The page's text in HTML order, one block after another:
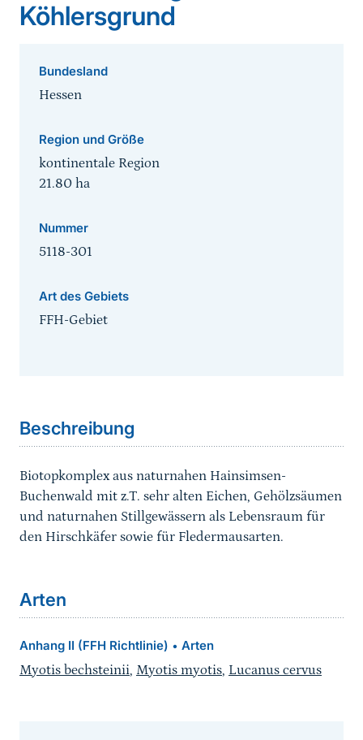
Köhlersgrund
Bundesland
Hessen
Region und Größe
kontinentale Region
21.80 ha
Nummer
5118-301
Art des Gebiets
FFH-Gebiet
Beschreibung
Biotopkomplex aus naturnahen Hainsimsen-
Buchenwald mit z.T. sehr alten Eichen, Gehölzsäumen
und naturnahen Stillgewässern als Lebensraum für
den Hirschkäfer sowie für Fledermausarten.
Arten
Anhang II (FFH Richtlinie) • Arten
Myotis bechsteinii, Myotis myotis, Lucanus cervus